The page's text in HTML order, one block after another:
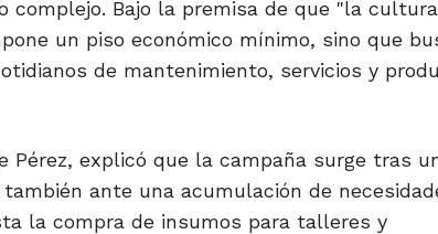
Bajo la premisa de que "la cultura
un piso económico mínimo, sino que
de mantenimiento, servicios y
explicó que la campaña surge tras
ante una acumulación de
la compra de insumos para talleres y